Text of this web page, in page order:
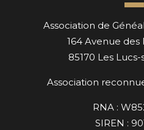
Association de
164 Avenue des
85170 Les
Association
RNA :
SIREN :